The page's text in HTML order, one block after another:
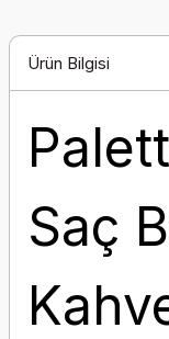
Ürün Bilgisi
Saç